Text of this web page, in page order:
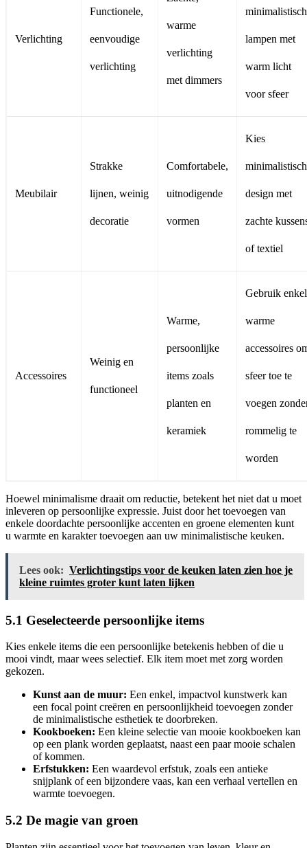
Verlichting
Functionele,
eenvoudige
verlichting
warme
verlichting
met dimmers
lampen met
warm licht
voor sfeer
Meubilair
Strakke
lijnen, weinig
decoratie
Comfortabele,
uitnodigende
vormen
Kies
minimalistisch
design met
zachte
of textiel
Accessoires
Weinig en
functioneel
Warme,
persoonlijke
items zoals
planten en
keramiek
Gebruik
warme
accessoires
sfeer toe te
voegen
rommelig te
worden
Hoewel minimalisme draait om reductie, betekent het niet dat u moet
inleveren op persoonlijke expressie. Juist door het toevoegen van
enkele doordachte persoonlijke accenten en groene elementen kunt
u warmte en karakter toevoegen aan uw minimalistische keuken.
Lees ook: Verlichtingstips voor de keuken laten zien hoe je
kleine ruimtes groter kunt laten lijken
5.1 Geselecteerde persoonlijke items
Kies enkele items die een persoonlijke betekenis hebben of die u
mooi vindt, maar wees selectief. Elk item moet met zorg worden
gekozen.
Kunst aan de muur: Een enkel, impactvol kunstwerk kan
een focal point creëren en persoonlijkheid toevoegen zonder
de minimalistische esthetiek te doorbreken.
Kookboeken: Een kleine selectie van mooie kookboeken kan
op een plank worden geplaatst, naast een paar mooie schalen
of kommen.
Erfstukken: Een waardevol erfstuk, zoals een antieke
snijplank of een bijzondere vaas, kan een verhaal vertellen en
warmte toevoegen.
5.2 De magie van groen